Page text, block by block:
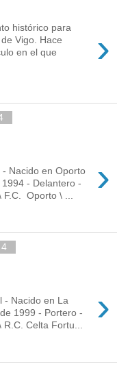
›
histórico para
Vigo. Hace
en el que
›
Nacido en Oporto
- Delantero -
F.C. Oporto \ ...
›
- Nacido en La
1999 - Portero -
R.C. Celta Fortu...